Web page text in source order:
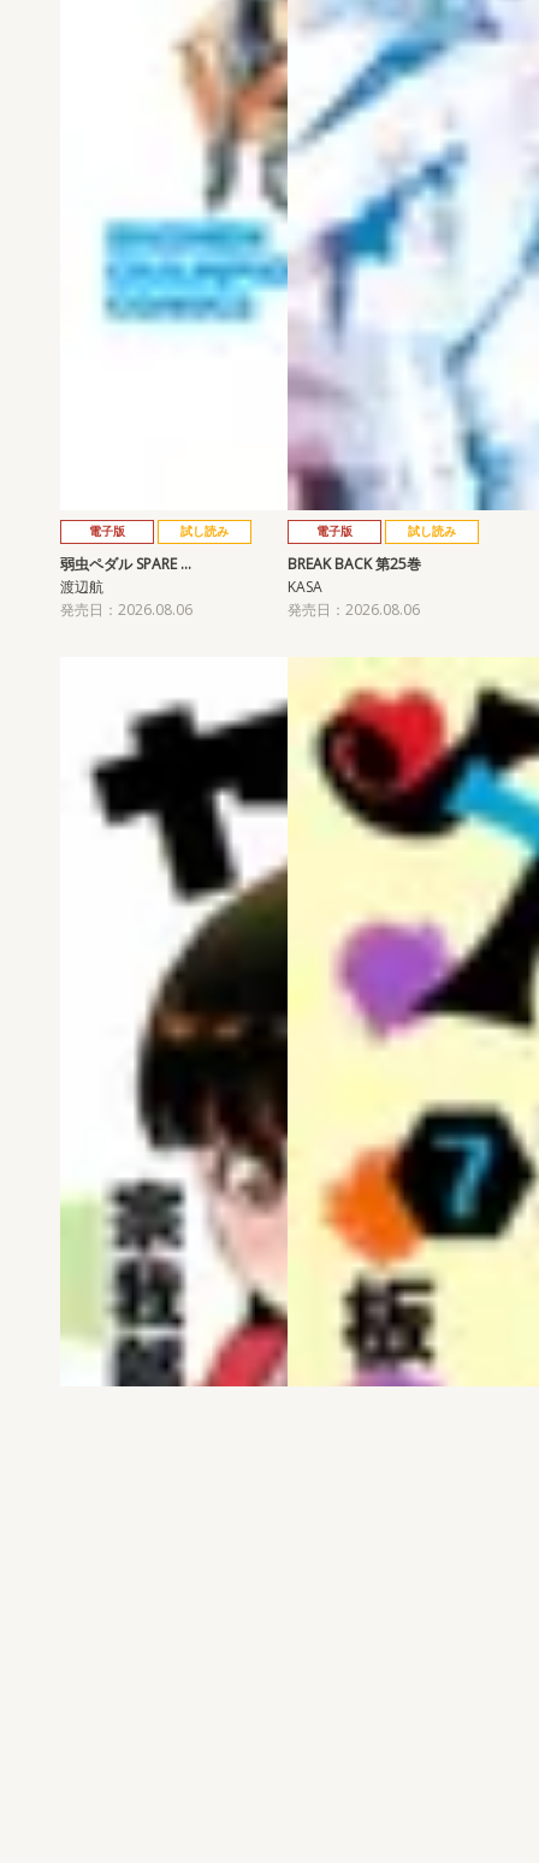
電子版 試し読み
弱虫ペダル SPARE …
渡辺航
発売日：2026.08.06
電子版 試し読み
BREAK BACK 第25巻
KASA
発売日：2026.08.06